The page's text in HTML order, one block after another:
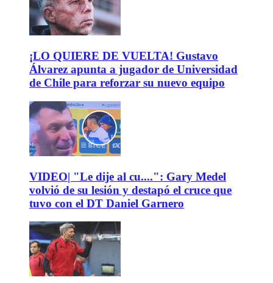
¡LO QUIERE DE VUELTA! Gustavo
Álvarez apunta a jugador de Universidad
de Chile para reforzar su nuevo equipo
VIDEO| "Le dije al cu....": Gary Medel
volvió de su lesión y destapó el cruce que
tuvo con el DT Daniel Garnero